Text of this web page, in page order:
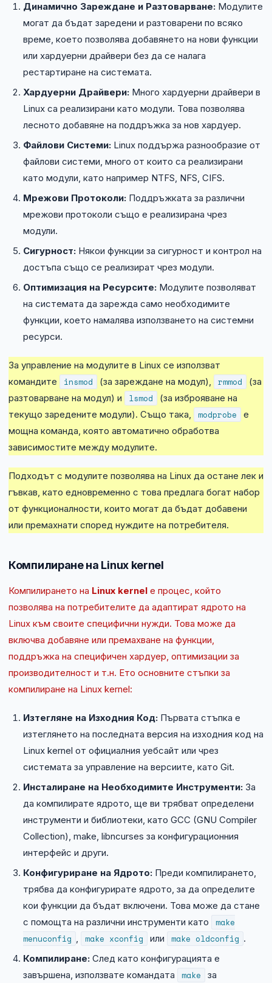
Динамично Зареждане и Разтоварване: Модулите
могат да бъдат заредени и разтоварени по всяко
време, което позволява добавянето на нови функции
или хардуерни драйвери без да се налага
рестартиране на системата.
Хардуерни Драйвери: Много хардуерни драйвери в
Linux са реализирани като модули. Това позволява
лесното добавяне на поддръжка за нов хардуер.
Файлови Системи: Linux поддържа разнообразие от
файлови системи, много от които са реализирани
като модули, като например NTFS, NFS, CIFS.
Мрежови Протоколи: Поддръжката за различни
мрежови протоколи също е реализирана чрез
модули.
Сигурност: Някои функции за сигурност и контрол на
достъпа също се реализират чрез модули.
Оптимизация на Ресурсите: Модулите позволяват
на системата да зарежда само необходимите
функции, което намалява използването на системни
ресурси.
За управление на модулите в Linux се използват
командите
insmod (за зареждане на модул), rmmod
(за
разтоварване на модул) и
lsmod
(за изброяване на
текущо заредените модули). Също така,
modprobe
е
мощна команда, която автоматично обработва
зависимостите между модулите.
Подходът с модулите позволява на Linux да остане лек и
гъвкав, като едновременно с това предлага богат набор
от функционалности, които могат да бъдат добавени
или премахнати според нуждите на потребителя.
Компилиране на Linux kernel
Компилирането на Linux kernel е процес, който
позволява на потребителите да адаптират ядрото на
Linux към своите специфични нужди. Това може да
включва добавяне или премахване на функции,
поддръжка на специфичен хардуер, оптимизации за
производителност и т.н. Ето основните стъпки за
компилиране на Linux kernel:
Изтегляне на Изходния Код: Първата стъпка е
изтеглянето на последната версия на изходния код на
Linux kernel от официалния уебсайт или чрез
системата за управление на версиите, като Git.
Инсталиране на Необходимите Инструменти: За
да компилирате ядрото, ще ви трябват определени
инструменти и библиотеки, като GCC (GNU Compiler
Collection), make, libncurses за конфигурационния
интерфейс и други.
Конфигуриране на Ядрото: Преди компилирането,
трябва да конфигурирате ядрото, за да определите
кои функции да бъдат включени. Това може да стане
с помощта на различни инструменти като
make
menuconfig , make xconfig или make oldconfig .
Компилиране: След като конфигурацията е
завършена, използвате командата
make
за